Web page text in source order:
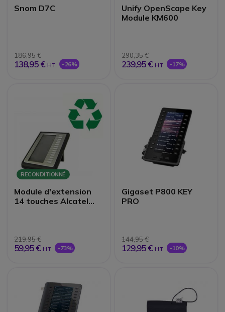
Snom D7C
186,95 €
138,95 € HT -26%
Unify OpenScape Key
Module KM600
290,35 €
239,95 € HT -17%
RECONDITIONNÉ
Module d'extension
14 touches Alcatel
219,95 €
59,95 € HT -73%
Gigaset P800 KEY
PRO
144,95 €
129,95 € HT -10%